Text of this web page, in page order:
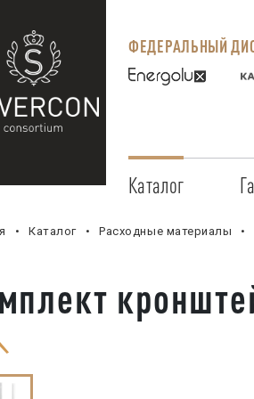
ФЕДЕРАЛЬНЫЙ
Каталог
Каталог Расходные материалы